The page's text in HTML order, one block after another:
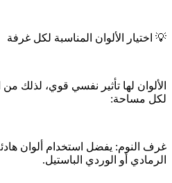
💡 اختيار الألوان المناسبة لكل غرفة
الألوان لها تأثير نفسي قوي، لذلك
لكل مساحة:
غرف النوم: يفضل استخدام ألوان
الرمادي أو الوردي الباستيل.